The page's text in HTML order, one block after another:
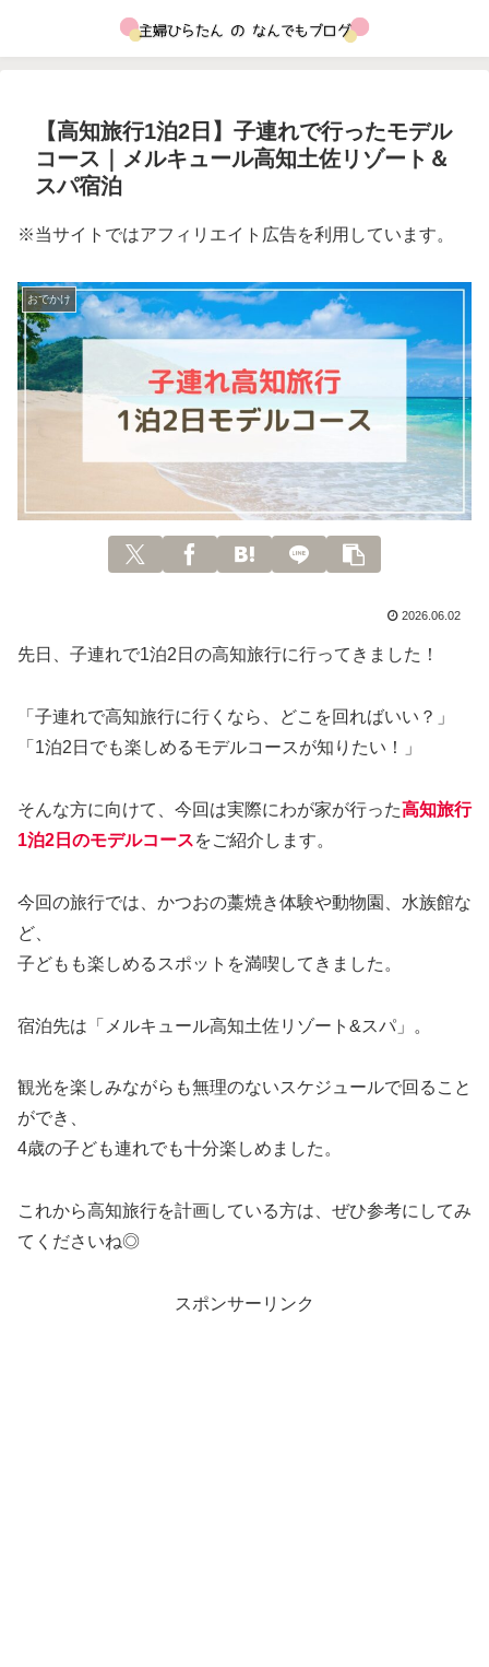
【高知旅行1泊2日】子連れで行ったモデル
コース｜メルキュール高知土佐リゾート＆
スパ宿泊
※当サイトではアフィリエイト広告を利用しています。
おでかけ
2026.06.02
先日、子連れで1泊2日の高知旅行に行ってきました！
「子連れで高知旅行に行くなら、どこを回ればいい？」
「1泊2日でも楽しめるモデルコースが知りたい！」
そんな方に向けて、今回は実際にわが家が行った高知旅行
1泊2日のモデルコースをご紹介します。
今回の旅行では、かつおの藁焼き体験や動物園、水族館な
ど、
子どもも楽しめるスポットを満喫してきました。
宿泊先は「メルキュール高知土佐リゾート&スパ」。
観光を楽しみながらも無理のないスケジュールで回ること
ができ、
4歳の子ども連れでも十分楽しめました。
これから高知旅行を計画している方は、ぜひ参考にしてみ
てくださいね◎
スポンサーリンク